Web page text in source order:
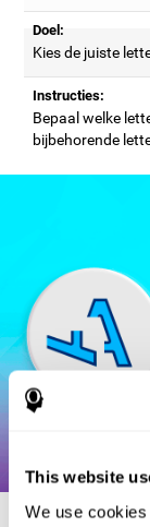
This website
We use
Doel:
Kies de juiste
Instructies:
Bepaal welke
bijbehorende